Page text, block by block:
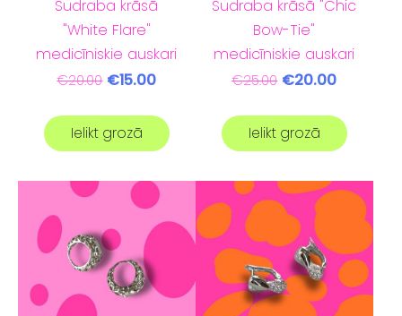
Sudraba krāsā
"White Flare"
medicīniskie auskari
€20.00 €15.00
Ielikt grozā
Sudraba krāsā "Chic
Bow-Tie"
medicīniskie auskari
€25.00 €20.00
Ielikt grozā